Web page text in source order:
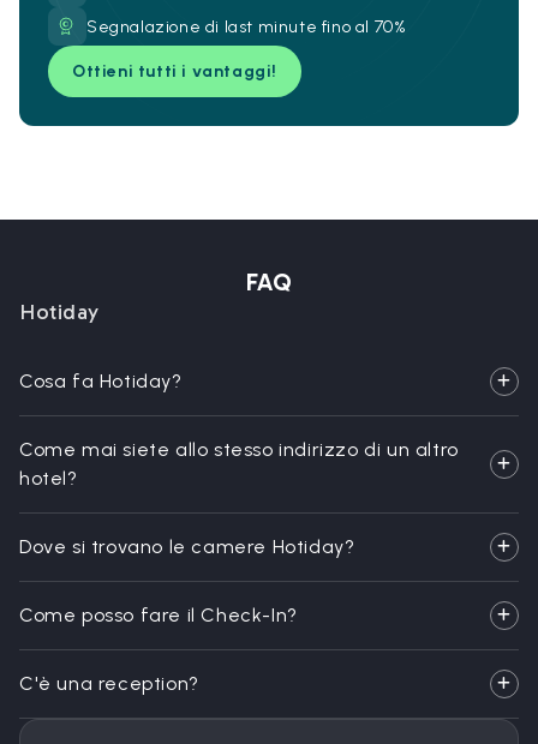
Segnalazione di last minute fino al 70%
Ottieni tutti i vantaggi!
FAQ
Hotiday
Cosa fa Hotiday?
Come mai siete allo stesso indirizzo di un altro
hotel?
Dove si trovano le camere Hotiday?
Come posso fare il Check-In?
C'è una reception?